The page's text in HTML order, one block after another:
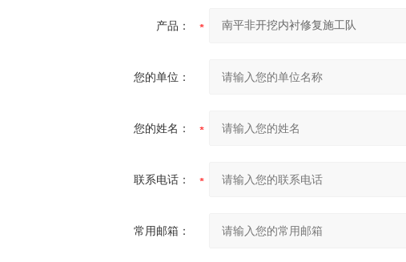
产品：
您的单位：
您的姓名：
联系电话：
常用邮箱：